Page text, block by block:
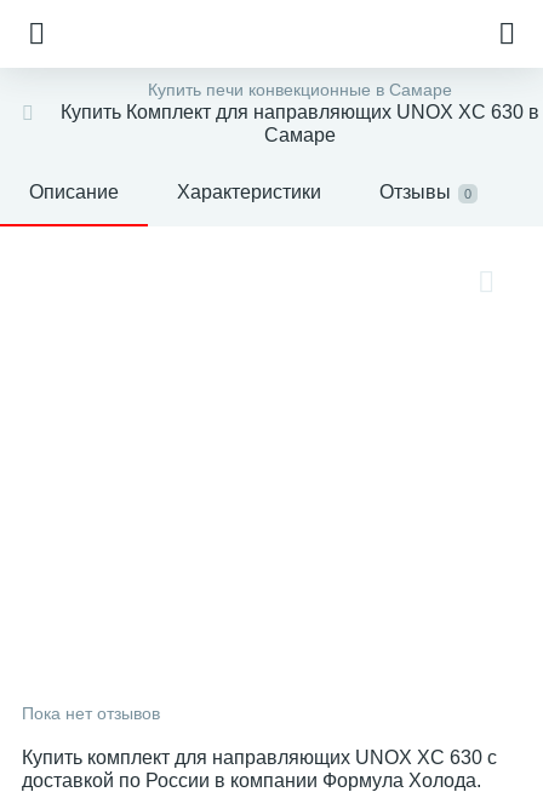
Купить печи конвекционные в Самаре
Купить Комплект для направляющих UNOX XC 630 в
Самаре
Описание Характеристики Отзывы 0
Пока нет отзывов
Купить комплект для направляющих UNOX XC 630 с
доставкой по России в компании Формула Холода.